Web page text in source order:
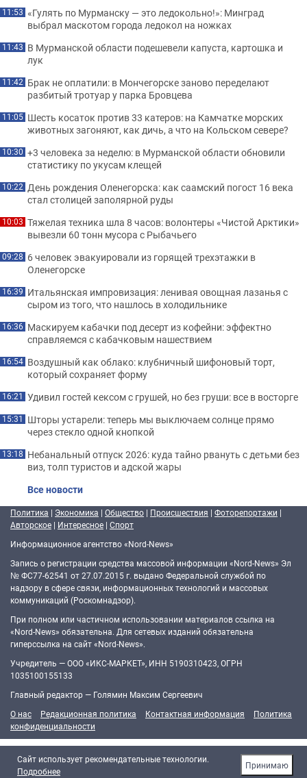
11:53 «Гулять по Мурманску — это ледокольно!»: Минград
выбрал маскотом города ледокол на ножках
11:43 В Мурманской области подешевели капуста, картошка и
лук
11:42 Брак не оплатили: в Мончегорске заново переделают
разбитый тротуар у парка Бровцева
11:05 Шесть косаток против 33 катеров: на Камчатке морских
животных загоняют, как дичь, а что на Кольском севере?
10:30 +3 человека за неделю: в Мурманской области обновили
статистику по укусам клещей
10:22 День рождения Оленегорска: как саамский погост 16 века
стал столицей заполярной руды
10:03 Тяжелая техника шла 8 часов: волонтеры «Чистой Арктики»
вывезли 60 тонн мусора с Рыбачьего
09:28 6 человек эвакуировали из горящей трехэтажки в
Оленегорске
16:39 Итальянская импровизация: ленивая овощная лазанья с
сыром из того, что нашлось в холодильнике
16:36 Маскируем кабачки под десерт из кофейни: эффектно
справляемся с кабачковым нашествием
16:54 Воздушный как облако: клубничный шифоновый торт,
который сохраняет форму
16:21 Удивил гостей кексом с грушей, но без груши: все в восторге
15:31 Шторы устарели: теперь мы выключаем солнце прямо
через стекло одной кнопкой
13:18 Небанальный отпуск 2026: куда тайно рвануть с детьми без
виз, толп туристов и адской жары
Все новости
Политика | Экономика | Общество | Происшествия | Фоторепортажи |
Авторское | Интересное | Спорт
Информационное агентство «Nord-News»
Запись о регистрации средства массовой информации «Nord-News» Эл
№ ФС77-62541 от 27.07.2015 г. выдано Федеральной службой по
надзору в сфере связи, информационных технологий и массовых
коммуникаций (Роскомнадзор).
При полном или частичном использовании материалов ссылка на
«Nord-News» обязательна. Для сетевых изданий обязательна
гиперссылка на сайт «Nord-News».
Учредитель — ООО «ИКС-МАРКЕТ», ИНН 5190310423, ОГРН
1035100155133
Главный редактор — Голямин Максим Сергеевич
О нас
Редакционная политика Контактная информация
Политика
конфиденциальности
Cайт использует рекомендательные технологии.
Подробнее
Принимаю